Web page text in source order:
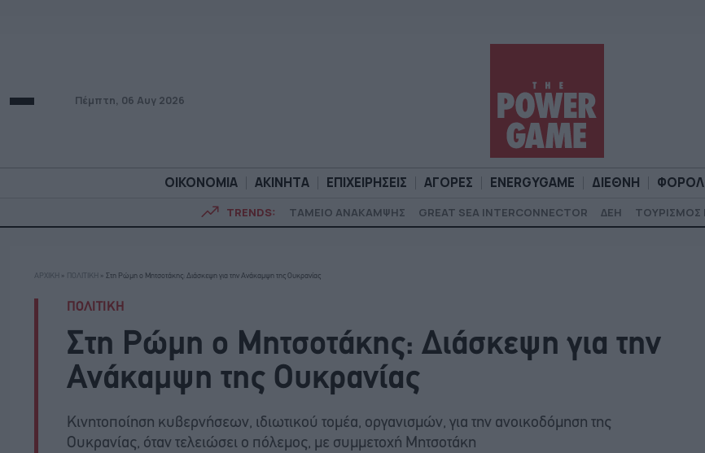
Πέμπτη, 06 Αυγ 2026
ΟΙΚΟΝΟΜΙΑ ΑΚΙΝΗΤΑ ΕΠΙΧΕΙΡΗΣΕΙΣ ΑΓΟΡΕΣ ENERGYGAME ΔΙΕΘΝΗ
TRENDS: ΤΑΜΕΙΟ ΑΝΑΚΑΜΨΗΣ GREAT SEA INTERCONNECTOR ΔΕΗ ΤΟΥΡΙΣΜΟΣ
ΟΙΚΟΝΟΜΙΑ
ΑΡΧΙΚΗ » ΠΟΛΙΤΙΚΗ » Στη Ρώμη ο Μητσοτάκης: Διάσκεψη για την Ανάκαμψη της Ουκρανίας
ΠΟΛΙΤΙΚΗ
Στη Ρώμη ο Μητσοτάκης: Διάσκεψη για την
Ανάκαμψη της Ουκρανίας
Κινητοποίηση κυβερνήσεων, ιδιωτικού τομέα, οργανισμών, για την ανοικοδόμηση της
Ουκρανίας, όταν τελειώσει ο πόλεμος, με συμμετοχή Μητσοτάκη